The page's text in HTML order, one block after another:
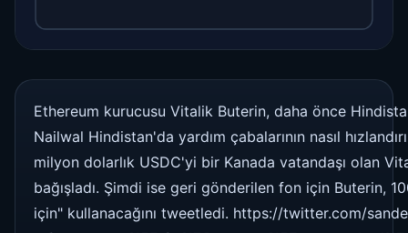
Ethereum kurucusu Vitalik Buterin, daha önce
Nailwal Hindistan'da yardım çabalarının nasıl
milyon dolarlık USDC'yi bir Kanada vatandaşı olan
bağışladı. Şimdi ise geri gönderilen fon için Buterin,
için" kullanacağını tweetledi. https://twitter.com/